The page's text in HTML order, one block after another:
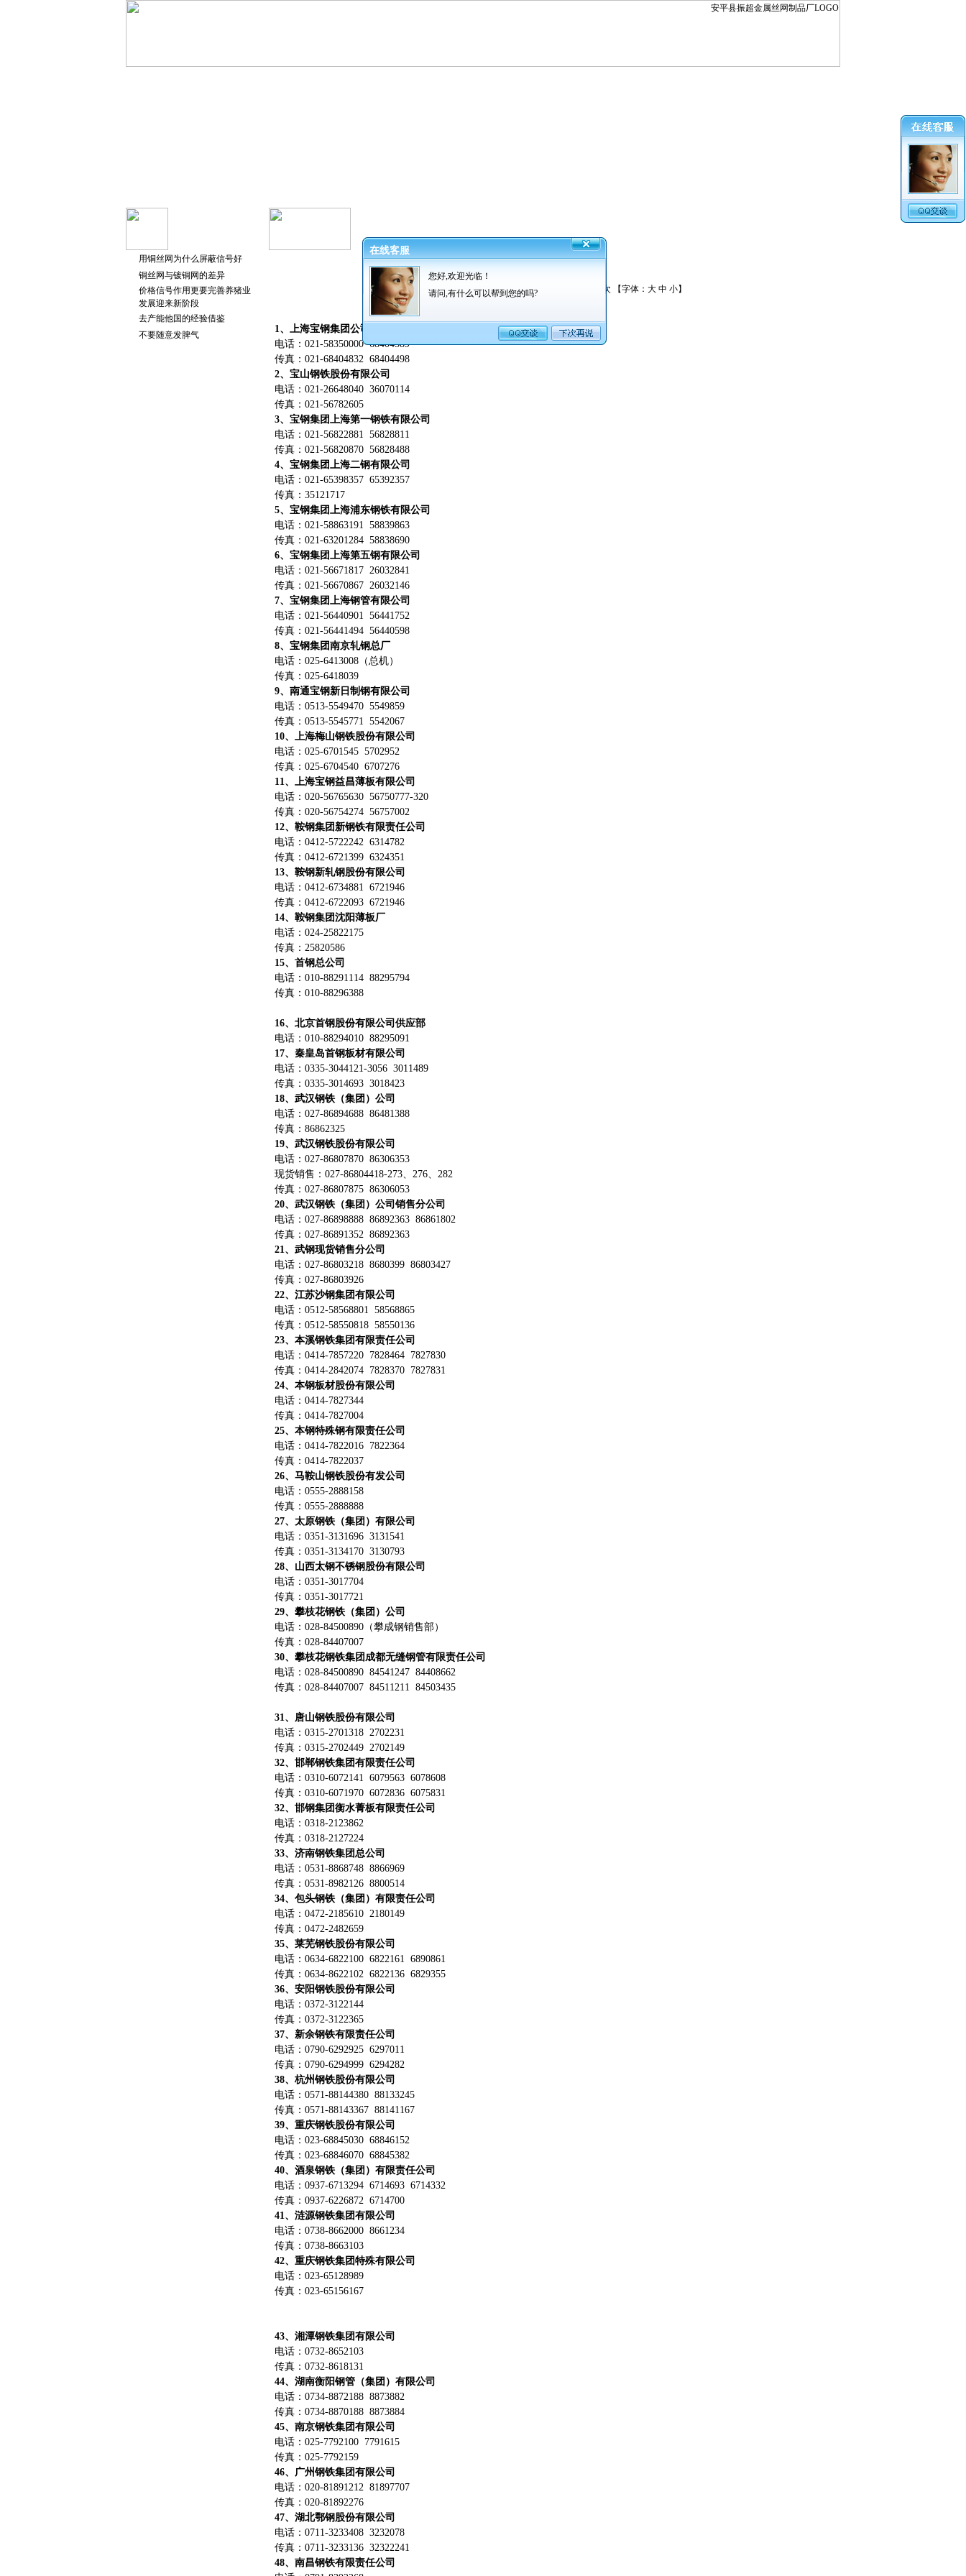
用铜丝网为什么屏蔽信号好
铜丝网与镀铜网的差异
价格信号作用更要完善养猪业
发展迎来新阶段
去产能他国的经验借鉴
不要随意发脾气
各钢厂联系表
发布者：振超网业 发布时间：2012/2/14 阅读： 次 【字体： 大 中 小】
1、上海宝钢集团公司
电话：021-58350000 68404589
传真：021-68404832 68404498
2、宝山钢铁股份有限公司
电话：021-26648040 36070114
传真：021-56782605
3、宝钢集团上海第一钢铁有限公司
电话：021-56822881 56828811
传真：021-56820870 56828488
4、宝钢集团上海二钢有限公司
电话：021-65398357 65392357
传真：35121717
5、宝钢集团上海浦东钢铁有限公司
电话：021-58863191 58839863
传真：021-63201284 58838690
6、宝钢集团上海第五钢有限公司
电话：021-56671817 26032841
传真：021-56670867 26032146
7、宝钢集团上海钢管有限公司
电话：021-56440901 56441752
传真：021-56441494 56440598
8、宝钢集团南京轧钢总厂
电话：025-6413008（总机）
传真：025-6418039
9、南通宝钢新日制钢有限公司
电话：0513-5549470 5549859
传真：0513-5545771 5542067
10、上海梅山钢铁股份有限公司
电话：025-6701545 5702952
传真：025-6704540 6707276
11、上海宝钢益昌薄板有限公司
电话：020-56765630 56750777-320
传真：020-56754274 56757002
12、鞍钢集团新钢铁有限责任公司
电话：0412-5722242 6314782
传真：0412-6721399 6324351
13、鞍钢新轧钢股份有限公司
电话：0412-6734881 6721946
传真：0412-6722093 6721946
14、鞍钢集团沈阳薄板厂
电话：024-25822175
传真：25820586
15、首钢总公司
电话：010-88291114 88295794
传真：010-88296388
16、北京首钢股份有限公司供应部
电话：010-88294010 88295091
17、秦皇岛首钢板材有限公司
电话：0335-3044121-3056 3011489
传真：0335-3014693 3018423
18、武汉钢铁（集团）公司
电话：027-86894688 86481388
传真：86862325
19、武汉钢铁股份有限公司
电话：027-86807870 86306353
现货销售：027-86804418-273、276、282
传真：027-86807875 86306053
20、武汉钢铁（集团）公司销售分公司
电话：027-86898888 86892363 86861802
传真：027-86891352 86892363
21、武钢现货销售分公司
电话：027-86803218 8680399 86803427
传真：027-86803926
22、江苏沙钢集团有限公司
电话：0512-58568801 58568865
传真：0512-58550818 58550136
23、本溪钢铁集团有限责任公司
电话：0414-7857220 7828464 7827830
传真：0414-2842074 7828370 7827831
24、本钢板材股份有限公司
电话：0414-7827344
传真：0414-7827004
25、本钢特殊钢有限责任公司
电话：0414-7822016 7822364
传真：0414-7822037
26、马鞍山钢铁股份有发公司
电话：0555-2888158
传真：0555-2888888
27、太原钢铁（集团）有限公司
电话：0351-3131696 3131541
传真：0351-3134170 3130793
28、山西太钢不锈钢股份有限公司
电话：0351-3017704
传真：0351-3017721
29、攀枝花钢铁（集团）公司
电话：028-84500890（攀成钢销售部）
传真：028-84407007
30、攀枝花钢铁集团成都无缝钢管有限责任公司
电话：028-84500890 84541247 84408662
传真：028-84407007 84511211 84503435
31、唐山钢铁股份有限公司
电话：0315-2701318 2702231
传真：0315-2702449 2702149
32、邯郸钢铁集团有限责任公司
电话：0310-6072141 6079563 6078608
传真：0310-6071970 6072836 6075831
32、邯钢集团衡水菁板有限责任公司
电话：0318-2123862
传真：0318-2127224
33、济南钢铁集团总公司
电话：0531-8868748 8866969
传真：0531-8982126 8800514
34、包头钢铁（集团）有限责任公司
电话：0472-2185610 2180149
传真：0472-2482659
35、莱芜钢铁股份有限公司
电话：0634-6822100 6822161 6890861
传真：0634-8622102 6822136 6829355
36、安阳钢铁股份有限公司
电话：0372-3122144
传真：0372-3122365
37、新余钢铁有限责任公司
电话：0790-6292925 6297011
传真：0790-6294999 6294282
38、杭州钢铁股份有限公司
电话：0571-88144380 88133245
传真：0571-88143367 88141167
39、重庆钢铁股份有限公司
电话：023-68845030 68846152
传真：023-68846070 68845382
40、酒泉钢铁（集团）有限责任公司
电话：0937-6713294 6714693 6714332
传真：0937-6226872 6714700
41、涟源钢铁集团有限公司
电话：0738-8662000 8661234
传真：0738-8663103
42、重庆钢铁集团特殊有限公司
电话：023-65128989
传真：023-65156167
43、湘潭钢铁集团有限公司
电话：0732-8652103
传真：0732-8618131
44、湖南衡阳钢管（集团）有限公司
电话：0734-8872188 8873882
传真：0734-8870188 8873884
45、南京钢铁集团有限公司
电话：025-7792100 7791615
传真：025-7792159
46、广州钢铁集团有限公司
电话：020-81891212 81897707
传真：020-81892276
47、湖北鄂钢股份有限公司
电话：0711-3233408 3232078
传真：0711-3233136 32322241
48、南昌钢铁有限责任公司
在线客服
您好,欢迎光临！
请问,有什么可以帮到您的吗?